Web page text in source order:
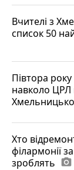
Вчителі з
список 50
Півтора
навколо ЦРЛ
Хто
філармонії
зроблять photo_camera